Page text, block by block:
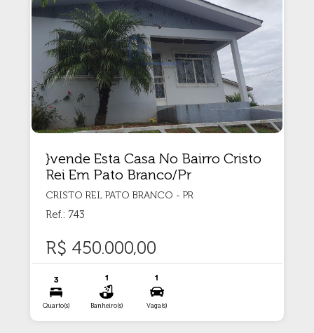
}vende Esta Casa No Bairro Cristo
Rei Em Pato Branco/Pr
CRISTO REI, PATO BRANCO - PR
Ref.: 743
R$ 450.000,00
3
Quarto(s)
1
Banheiro(s)
1
Vaga(s)